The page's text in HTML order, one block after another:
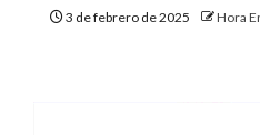
3 de febrero de 2025 Hora